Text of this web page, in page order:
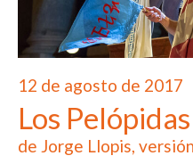
12 de agosto de 2017
Los Pelópidas
de Jorge Llopis,